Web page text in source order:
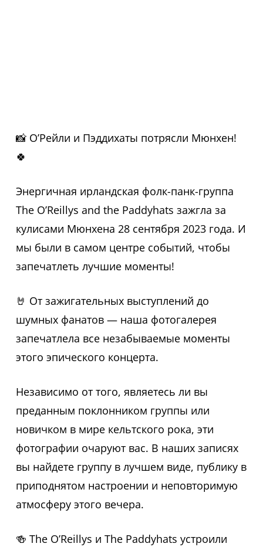
📸 О’Рейли и Пэддихаты потрясли Мюнхен!
🍀
Энергичная ирландская фолк-панк-группа
The O’Reillys and the Paddyhats зажгла за
кулисами Мюнхена 28 сентября 2023 года. И
мы были в самом центре событий, чтобы
запечатлеть лучшие моменты!
🤘 От зажигательных выступлений до
шумных фанатов — наша фотогалерея
запечатлела все незабываемые моменты
этого эпического концерта.
Независимо от того, являетесь ли вы
преданным поклонником группы или
новичком в мире кельтского рока, эти
фотографии очаруют вас. В наших записях
вы найдете группу в лучшем виде, публику в
приподнятом настроении и неповторимую
атмосферу этого вечера.
🍻 The O’Reillys и The Paddyhats устроили